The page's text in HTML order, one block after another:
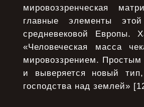
мировоззренческая
главные элементы
средневековой Европы.
«Человеческая масса
мировоззрением. Простым
и выверяется новый
господства над землей»